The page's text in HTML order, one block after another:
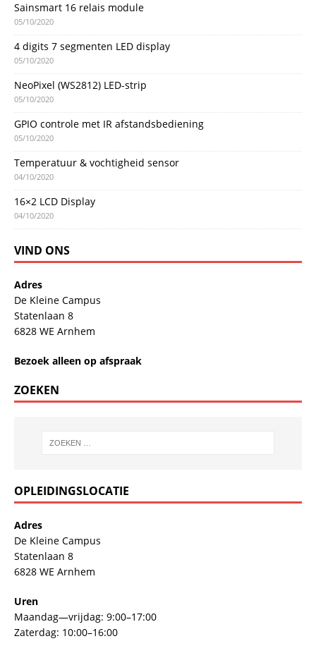
Sainsmart 16 relais module
05/10/2020
4 digits 7 segmenten LED display
05/10/2020
NeoPixel (WS2812) LED-strip
05/10/2020
GPIO controle met IR afstandsbediening
05/10/2020
Temperatuur & vochtigheid sensor
04/10/2020
16×2 LCD Display
04/10/2020
VIND ONS
Adres
De Kleine Campus
Statenlaan 8
6828 WE Arnhem
Bezoek alleen op afspraak
ZOEKEN
OPLEIDINGSLOCATIE
Adres
De Kleine Campus
Statenlaan 8
6828 WE Arnhem
Uren
Maandag—vrijdag: 9:00–17:00
Zaterdag: 10:00–16:00